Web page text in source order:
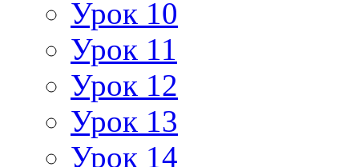
Урок 10
Урок 11
Урок 12
Урок 13
Урок 14